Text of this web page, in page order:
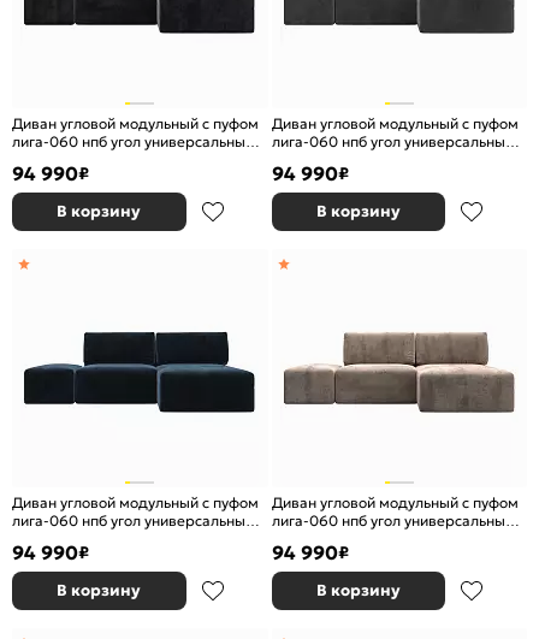
Диван угловой модульный с пуфом
лига-060 нпб угол универсальный
еврокнижка
94 990₽
В корзину
Диван угловой модульный с пуфом
лига-060 нпб угол универсальный
94 990₽
В корзину
Диван угловой модульный с пуфом
лига-060 нпб угол универсальный
94 990₽
В корзину
Диван угловой модульный с пуфом
лига-060 нпб угол универсальный
еврокнижка
94 990₽
В корзину